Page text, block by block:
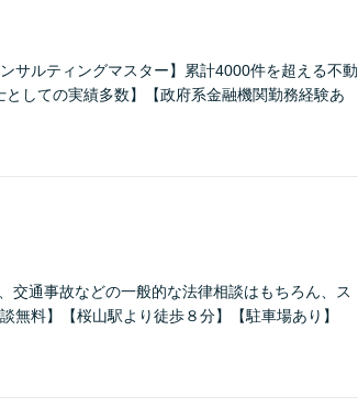
サルティングマスター】累計4000件を超える不動
しての実績多数】【政府系金融機関勤務経験あ
交通事故などの一般的な法律相談はもちろん、ス
無料】【桜山駅より徒歩８分】【駐車場あり】